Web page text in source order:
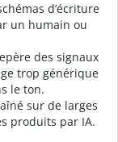
d’écriture
un humain ou
des signaux
trop générique
le ton.
sur de larges
produits par IA.